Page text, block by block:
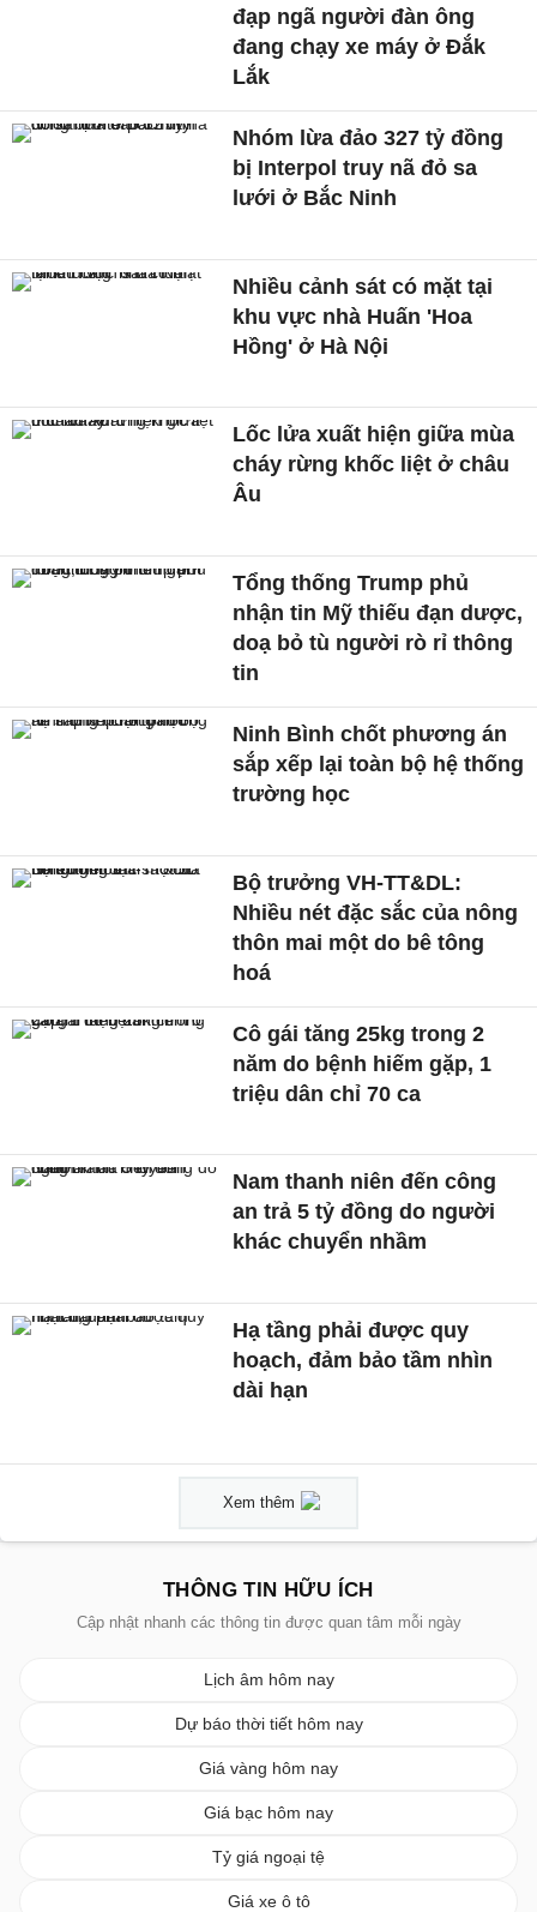
đạp ngã người đàn ông
đang chạy xe máy ở Đắk
Lắk
Nhóm lừa đảo 327 tỷ đồng
bị Interpol truy nã đỏ sa
lưới ở Bắc Ninh
Nhiều cảnh sát có mặt tại
khu vực nhà Huấn 'Hoa
Hồng' ở Hà Nội
Lốc lửa xuất hiện giữa mùa
cháy rừng khốc liệt ở châu
Âu
Tổng thống Trump phủ
nhận tin Mỹ thiếu đạn dược,
doạ bỏ tù người rò rỉ thông
tin
Ninh Bình chốt phương án
sắp xếp lại toàn bộ hệ thống
trường học
Bộ trưởng VH-TT&DL:
Nhiều nét đặc sắc của nông
thôn mai một do bê tông
hoá
Cô gái tăng 25kg trong 2
năm do bệnh hiếm gặp, 1
triệu dân chỉ 70 ca
Nam thanh niên đến công
an trả 5 tỷ đồng do người
khác chuyển nhầm
Hạ tầng phải được quy
hoạch, đảm bảo tầm nhìn
dài hạn
Xem thêm
THÔNG TIN HỮU ÍCH
Cập nhật nhanh các thông tin được quan tâm mỗi ngày
Lịch âm hôm nay
Dự báo thời tiết hôm nay
Giá vàng hôm nay
Giá bạc hôm nay
Tỷ giá ngoại tệ
Giá xe ô tô